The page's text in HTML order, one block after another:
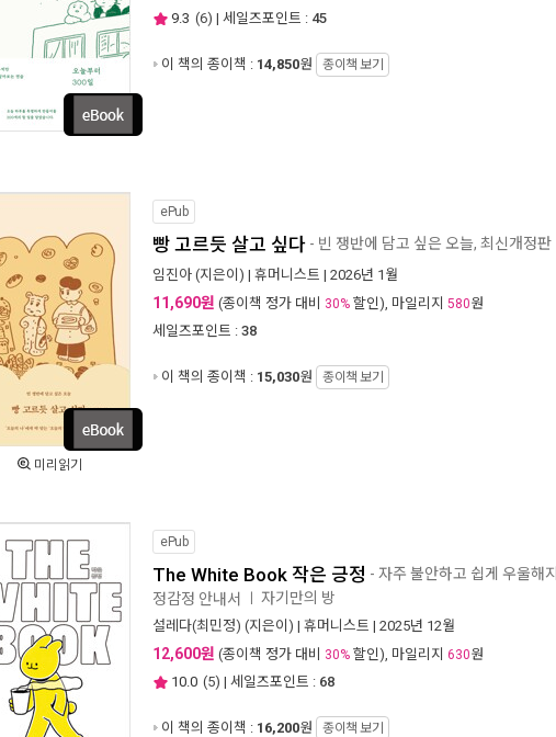
9.3 (6) | 세일즈포인트 : 45
이 책의 종이책 : 14,850원 종이책 보기
미리읽기
ePub
빵 고르듯 살고 싶다 - 빈 쟁반에 담고 싶은 오늘, 최신개정판
임진아 (지은이) | 휴머니스트 | 2026년 1월
11,690원 (종이책 정가 대비 30% 할인), 마일리지 580원
세일즈포인트 : 38
이 책의 종이책 : 15,030원 종이책 보기
ePub
The White Book 작은 긍정 - 자주 불안하고 쉽게 우울해
정감정 안내서 자기만의 방
설레다(최민정) (지은이) | 휴머니스트 | 2025년 12월
12,600원 (종이책 정가 대비 30% 할인), 마일리지 630원
10.0 (5) | 세일즈포인트 : 68
이 책의 종이책 : 16,200원 종이책 보기